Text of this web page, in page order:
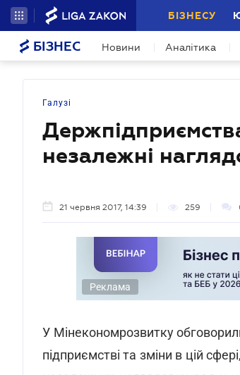
БІЗНЕСУ
БІЗНЕС Новини Аналітика
Галузі
незалежні
21 червня 2017, 14:39 259
Реклама
У Мінекономрозвитку
підприємстві та зміни в цій